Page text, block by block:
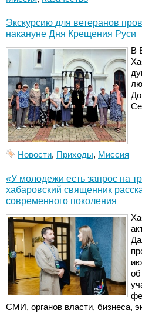
Экскурсию для ветеранов
накануне Дня Крещения Руси
В
Новости, Приходы, Миссия
«У молодежи есть запрос на
хабаровский священник
современного поколения
СМИ, органов власти, бизнеса,